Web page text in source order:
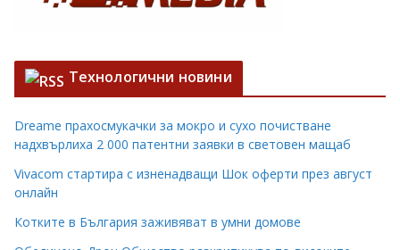
Технологични новини
Dreame прахосмукачки за мокро и сухо почистване
надхвърлиха 2 000 патентни заявки в световен мащаб
Vivacom стартира с изненадващи Шок оферти през август
онлайн
Котките в България заживяват в умни домове